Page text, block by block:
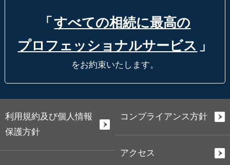
「 すべての相続に最高の
プロフェッショナルサービス 」
をお約束いたします。
利用規約及び個人情報
保護方針
コンプライアンス方針
アクセス